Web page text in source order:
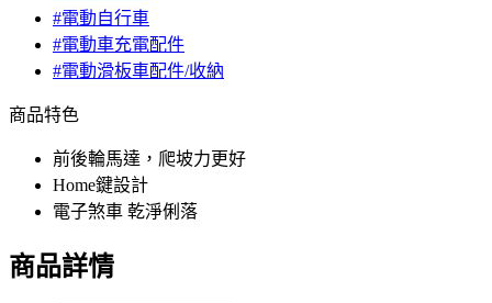
#電動自行車
#電動車充電配件
#電動滑板車配件/收納
商品特色
前後輪馬達，爬坡力更好
Home鍵設計
電子煞車 乾淨俐落
商品詳情